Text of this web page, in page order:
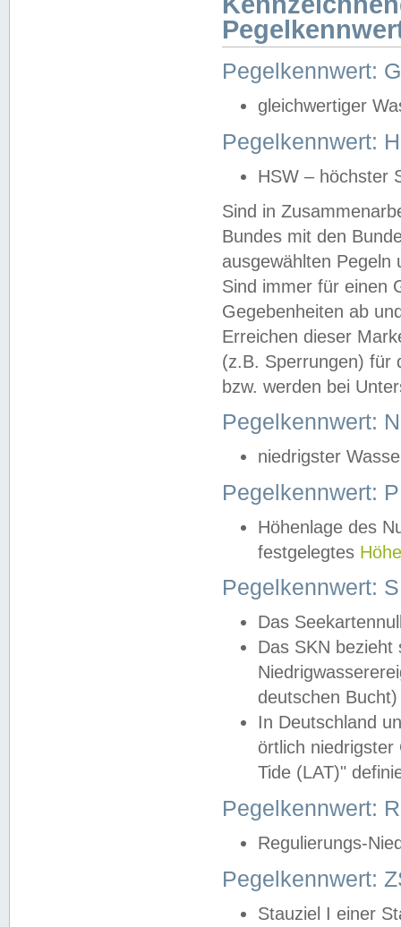
Pegelkennwert:
gleichwertiger
Pegelkennwert:
HSW – höchster
Sind in
Bundes mit den
ausgewählten
Sind immer für einen
Gegebenheiten ab
Erreichen dieser
(z.B. Sperrungen) für
bzw. werden bei
Pegelkennwert:
niedrigster
Pegelkennwert:
Höhenlage des
festgelegtes
Pegelkennwert:
Das
Das SKN
deutschen
In Deutschland
örtlich
Tide (LAT)"
Pegelkennwert:
Regulierungs-
Pegelkennwert:
Stauziel I einer